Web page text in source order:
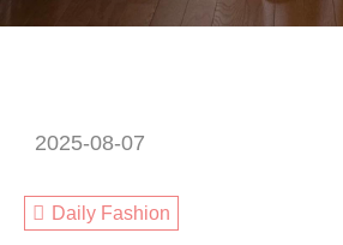
2025-08-07
Daily Fashion